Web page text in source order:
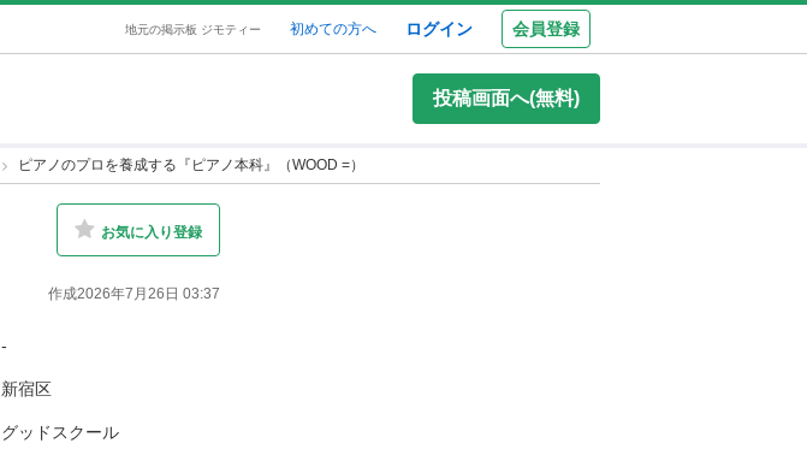
地元の掲示板 ジモティー 初めての方へ ログイン 会員登録
投稿画面へ(無料)
ピアノのプロを養成する『ピアノ本科』（WOOD =）
お気に入り登録
作成2026年7月26日 03:37
-
新宿区
グッドスクール